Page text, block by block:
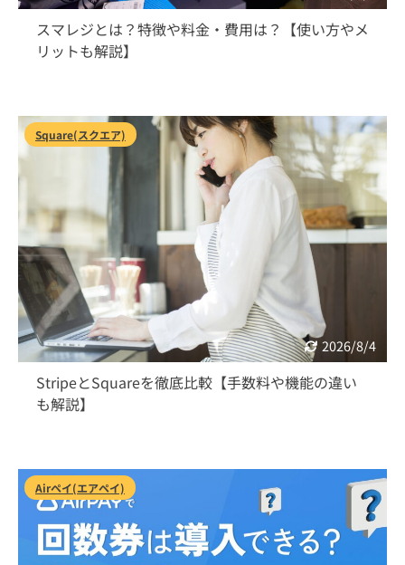
スマレジとは？特徴や料金・費用は？【使い方やメ
リットも解説】
2026/8/4
Square(スクエア)
StripeとSquareを徹底比較【手数料や機能の違い
も解説】
Airペイ(エアペイ)